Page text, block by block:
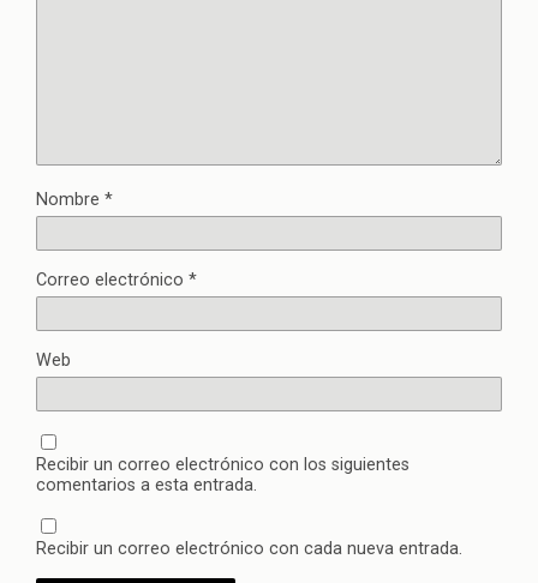
Nombre *
Correo electrónico *
Web
Recibir un correo electrónico con los siguientes
comentarios a esta entrada.
Recibir un correo electrónico con cada nueva entrada.